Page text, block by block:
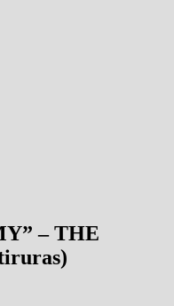
– THE